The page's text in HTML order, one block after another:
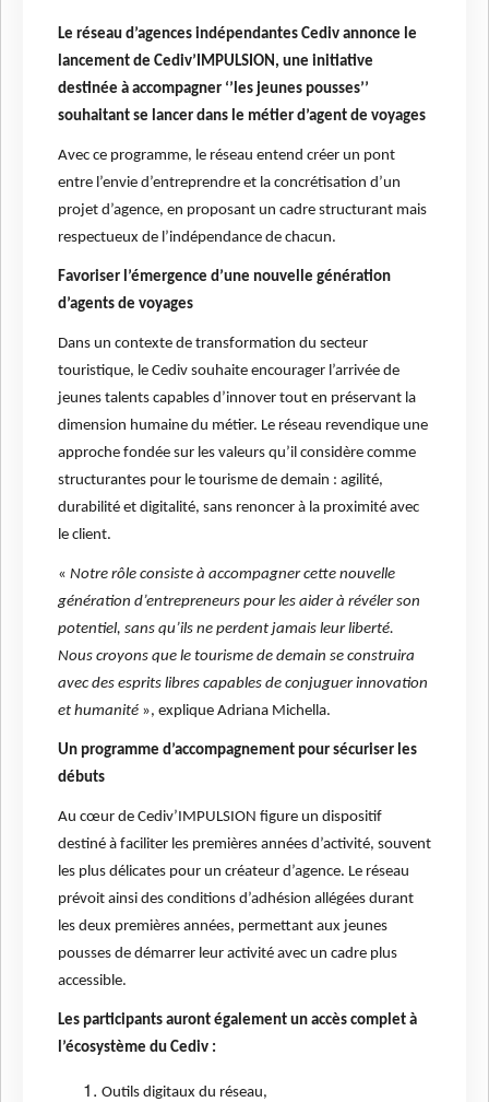
Le réseau d’agences indépendantes Cediv annonce le
lancement de Cediv’IMPULSION, une initiative
destinée à accompagner ‘’les jeunes pousses’’
souhaitant se lancer dans le métier d’agent de voyages
Avec ce programme, le réseau entend créer un pont
entre l’envie d’entreprendre et la concrétisation d’un
projet d’agence, en proposant un cadre structurant mais
respectueux de l’indépendance de chacun.
Favoriser l’émergence d’une nouvelle génération
d’agents de voyages
Dans un contexte de transformation du secteur
touristique, le Cediv souhaite encourager l’arrivée de
jeunes talents capables d’innover tout en préservant la
dimension humaine du métier. Le réseau revendique une
approche fondée sur les valeurs qu’il considère comme
structurantes pour le tourisme de demain : agilité,
durabilité et digitalité, sans renoncer à la proximité avec
le client.
« Notre rôle consiste à accompagner cette nouvelle
génération d’entrepreneurs pour les aider à révéler son
potentiel, sans qu’ils ne perdent jamais leur liberté.
Nous croyons que le tourisme de demain se construira
avec des esprits libres capables de conjuguer innovation
et humanité », explique Adriana Michella.
Un programme d’accompagnement pour sécuriser les
débuts
Au cœur de Cediv’IMPULSION figure un dispositif
destiné à faciliter les premières années d’activité, souvent
les plus délicates pour un créateur d’agence. Le réseau
prévoit ainsi des conditions d’adhésion allégées durant
les deux premières années, permettant aux jeunes
pousses de démarrer leur activité avec un cadre plus
accessible.
Les participants auront également un accès complet à
l’écosystème du Cediv :
Outils digitaux du réseau,